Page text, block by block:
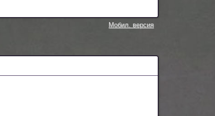
Мобил. версия